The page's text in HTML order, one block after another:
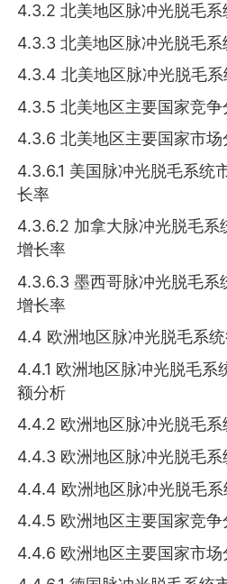
4.3.2 北美地区脉冲光脱毛
4.3.3 北美地区脉冲光脱毛
4.3.4 北美地区脉冲光脱毛
4.3.5 北美地区主要国家竞争
4.3.6 北美地区主要国家市场
4.3.6.1 美国脉冲光脱毛系统
长率
4.3.6.2 加拿大脉冲光脱毛系
增长率
4.3.6.3 墨西哥脉冲光脱毛系
增长率
4.4 欧洲地区脉冲光脱毛系
4.4.1 欧洲地区脉冲光脱毛系
额分析
4.4.2 欧洲地区脉冲光脱毛
4.4.3 欧洲地区脉冲光脱毛
4.4.4 欧洲地区脉冲光脱毛
4.4.5 欧洲地区主要国家竞争
4.4.6 欧洲地区主要国家市场